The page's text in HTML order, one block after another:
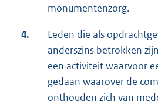
monumentenzorg.
4.
Leden die als
anderszins betrokken
een activiteit waarvoor
gedaan waarover de
onthouden zich van